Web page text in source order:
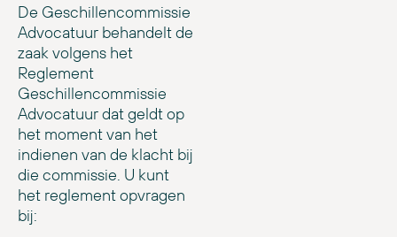
De Geschillencommissie
Advocatuur behandelt de
zaak volgens het
Reglement
Geschillencommissie
Advocatuur dat geldt op
het moment van het
indienen van de klacht bij
die commissie. U kunt
het reglement opvragen
bij: